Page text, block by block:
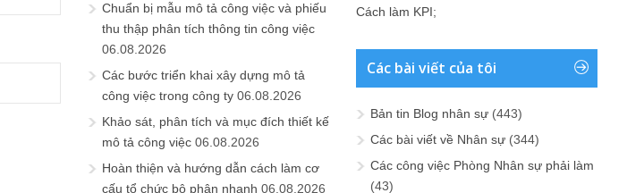
Chuẩn bị mẫu mô tả công việc và phiếu
thu thập phân tích thông tin công việc
06.08.2026
Các bước triển khai xây dựng mô tả
công việc trong công ty 06.08.2026
Khảo sát, phân tích và mục đích thiết kế
mô tả công việc 06.08.2026
Hoàn thiện và hướng dẫn cách làm cơ
cấu tổ chức bộ phận nhanh 06.08.2026
Cách làm KPI;
Các bài viết của tôi
Bản tin Blog nhân sự (443)
Các bài viết về Nhân sự (344)
Các công việc Phòng Nhân sự phải làm
(43)